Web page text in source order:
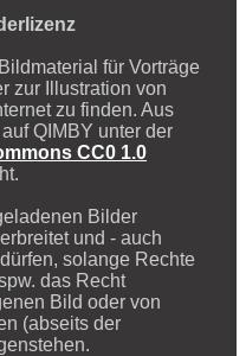
für Vorträge
zur Illustration von
zu finden. Aus
QIMBY unter der
CC0 1.0
Bilder
und - auch
solange Rechte
das Recht
Bild oder von
(abseits der